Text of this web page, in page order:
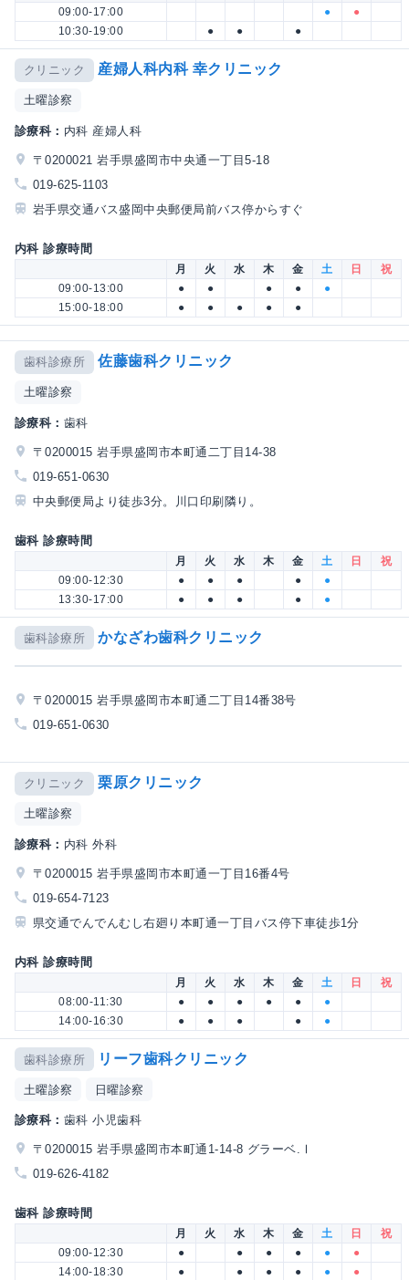
09:00-17:00 ●
●
10:30-19:00
● ● ●
クリニック 産婦人科内科 幸クリニック
土曜診察
診療科： 内科 産婦人科
〒0200021 岩手県盛岡市中央通一丁目5-18
019-625-1103
岩手県交通バス盛岡中央郵便局前バス停からすぐ
内科 診療時間
月 火 水 木 金 土 日
祝
09:00-13:00
● ● ● ●
●
15:00-18:00
● ● ● ● ●
歯科診療所 佐藤歯科クリニック
土曜診察
診療科： 歯科
〒0200015 岩手県盛岡市本町通二丁目14-38
019-651-0630
中央郵便局より徒歩3分。川口印刷隣り。
歯科 診療時間
月 火 水 木 金 土 日
祝
09:00-12:30
● ● ● ●
●
13:30-17:00
● ● ● ● ●
歯科診療所 かなざわ歯科クリニック
〒0200015 岩手県盛岡市本町通二丁目14番38号
019-651-0630
クリニック 栗原クリニック
土曜診察
診療科： 内科 外科
〒0200015 岩手県盛岡市本町通一丁目16番4号
019-654-7123
県交通でんでんむし右廻り本町通一丁目バス停下車徒歩1分
内科 診療時間
月 火 水 木 金 土 日
祝
08:00-11:30
● ● ● ● ●
●
14:00-16:30
● ● ● ● ●
歯科診療所 リーフ歯科クリニック
土曜診察 日曜診察
診療科： 歯科 小児歯科
〒0200015 岩手県盛岡市本町通1-14-8 グラーベ.Ⅰ
019-626-4182
歯科 診療時間
月 火 水 木 金 土 日
祝
09:00-12:30
● ● ● ● ●
●
14:00-18:30
● ● ● ● ● ●